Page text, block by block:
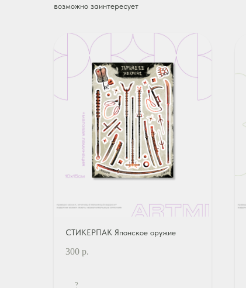
возможно заинтересует
СТИКЕРПАК Японское оружие
300 р.
?